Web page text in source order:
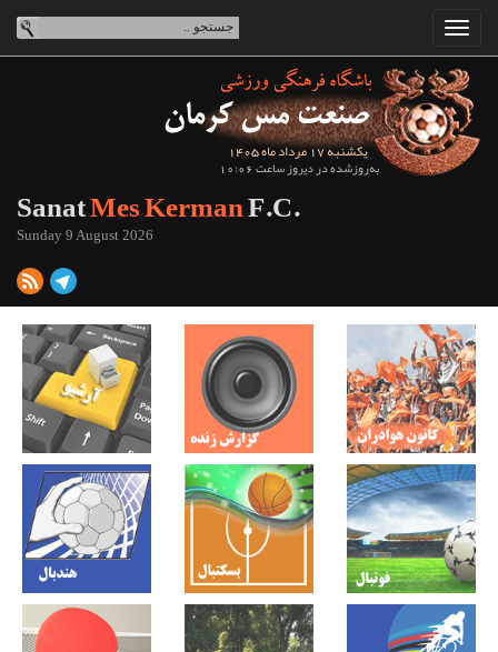
یکشنبه 17 مرداد ماه 1405
به‌روزشده در دیروز ساعت 10:06
SanatMes KermanF.C.
Sunday 9 August 2026